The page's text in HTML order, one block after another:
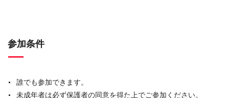
参加条件
誰でも参加できます。
未成年者は必ず保護者の同意を得た上でご参加ください。